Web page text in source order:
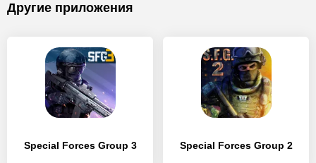
Другие приложения
Special Forces Group 3 Special Forces Group 2